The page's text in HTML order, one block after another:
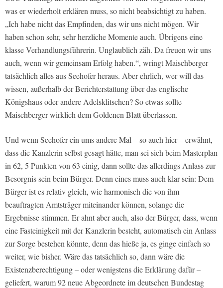
was er wiederholt erklären muss, so nicht beabsichtigt zu haben.
„Ich habe nicht das Empfinden, das wir uns nicht mögen. Wir
haben schon sehr, sehr herzliche Momente auch. Übrigens eine
klasse Verhandlungsführerin. Unglaublich zäh. Da freuen wir uns
auch, wenn wir gemeinsam Erfolg haben.“, wringt Maischberger
tatsächlich alles aus Seehofer heraus. Aber ehrlich, wer will das
wissen, außerhalb der Berichterstattung über das englische
Königshaus oder andere Adelsklitschen? So etwas sollte
Maischberger wirklich dem Goldenen Blatt überlassen.
Und wenn Seehofer ein ums andere Mal – so auch hier – erwähnt,
dass die Kanzlerin selbst gesagt hätte, man sei sich beim Masterplan
in 62, 5 Punkten von 63 einig, dann sollte das allerdings Anlass zur
Besorgnis sein beim Bürger. Denn eines muss auch klar sein: Dem
Bürger ist es relativ gleich, wie harmonisch die von ihm
beauftragten Amtsträger miteinander können, solange die
Ergebnisse stimmen. Er ahnt aber auch, also der Bürger, dass, wenn
eine Fasteinigkeit mit der Kanzlerin besteht, automatisch ein Anlass
zur Sorge bestehen könnte, denn das hieße ja, es ginge einfach so
weiter, wie bisher. Wäre das tatsächlich so, dann wäre die
Existenzberechtigung – oder wenigstens die Erklärung dafür –
geliefert, warum 92 neue Abgeordnete im deutschen Bundestag